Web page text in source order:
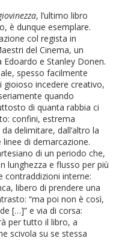
, l’ultimo libro
è dunque esemplare.
col regista in
del Cinema, un
e Stanley Donen.
spesso facilmente
incedere creativo,
quando
di quanta rabbia ci
confini, estrema
delimitare, dall’altro la
di demarcazione.
di un periodo che,
lunghezza e flusso per più
contraddizioni interne:
libero di prendere una
“ma poi non è così,
[…]” e via di corsa:
per tutto il libro, a
scivola su se stessa